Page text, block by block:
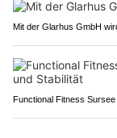
Mit der Glarhus GmbH
Functional Fitness